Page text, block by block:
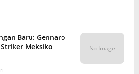
Baru: Gennaro
Meksiko
No Image